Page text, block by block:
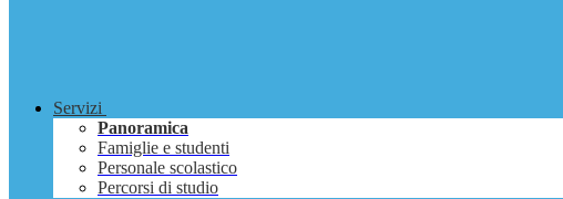
Servizi
Panoramica
Famiglie e studenti
Personale scolastico
Percorsi di studio